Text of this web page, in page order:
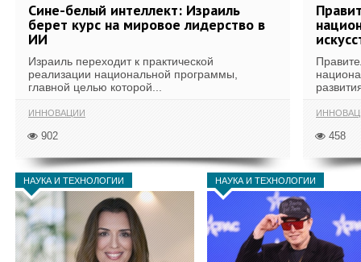
Сине-белый интеллект: Израиль
берет курс на мировое лидерство в
ИИ
Израиль переходит к практической
реализации национальной программы,
главной целью которой...
ИННОВАЦИИ
902 458
НАУКА И ТЕХНОЛОГИИ НАУКА И ТЕХНОЛОГИИ